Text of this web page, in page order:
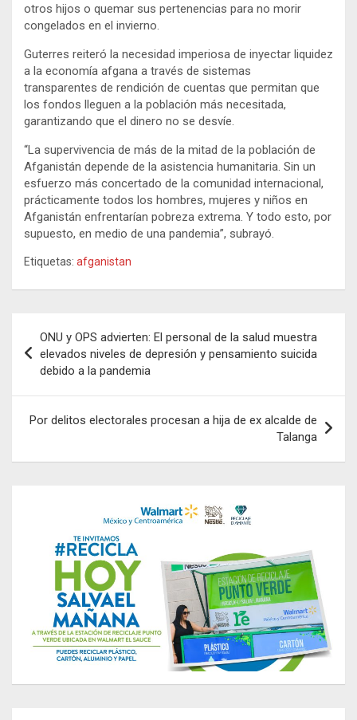
otros hijos o quemar sus pertenencias para no morir
congelados en el invierno.
Guterres reiteró la necesidad imperiosa de inyectar liquidez
a la economía afgana a través de sistemas
transparentes de rendición de cuentas que permitan que
los fondos lleguen a la población más necesitada,
garantizando que el dinero no se desvíe.
“La supervivencia de más de la mitad de la población de
Afganistán depende de la asistencia humanitaria. Sin un
esfuerzo más concertado de la comunidad internacional,
prácticamente todos los hombres, mujeres y niños en
Afganistán enfrentarían pobreza extrema. Y todo esto, por
supuesto, en medio de una pandemia”, subrayó.
Etiquetas: afganistan
de
entradas
ONU y OPS advierten: El personal de la salud muestra
elevados niveles de depresión y pensamiento suicida
debido a la pandemia
Por delitos electorales procesan a hija de ex alcalde de
Talanga